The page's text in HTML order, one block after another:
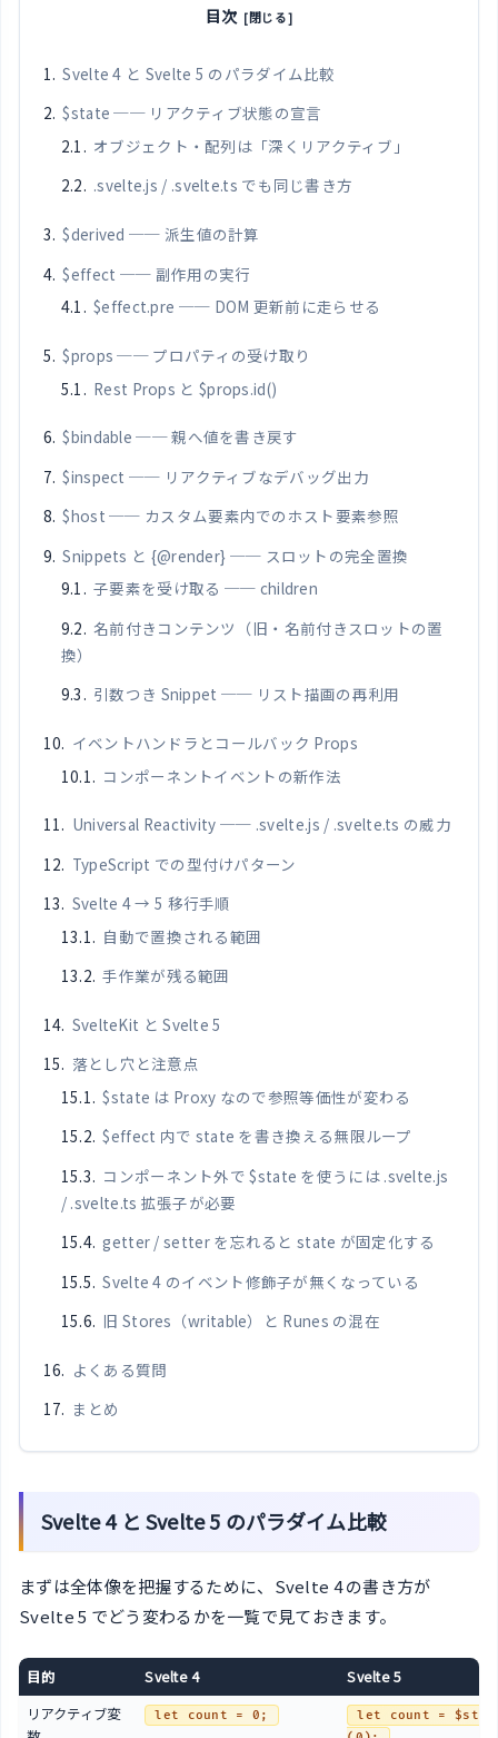
目次
Svelte 4 と Svelte 5 のパラダイム比較
$state ── リアクティブ状態の宣言
オブジェクト・配列は「深くリアクティブ」
.svelte.js / .svelte.ts でも同じ書き方
$derived ── 派生値の計算
$effect ── 副作用の実行
$effect.pre ── DOM 更新前に走らせる
$props ── プロパティの受け取り
Rest Props と $props.id()
$bindable ── 親へ値を書き戻す
$inspect ── リアクティブなデバッグ出力
$host ── カスタム要素内でのホスト要素参照
Snippets と {@render} ── スロットの完全置換
子要素を受け取る ── children
名前付きコンテンツ（旧・名前付きスロットの置
換）
引数つき Snippet ── リスト描画の再利用
イベントハンドラとコールバック Props
コンポーネントイベントの新作法
Universal Reactivity ── .svelte.js / .svelte.ts の威力
TypeScript での型付けパターン
Svelte 4 → 5 移行手順
自動で置換される範囲
手作業が残る範囲
SvelteKit と Svelte 5
落とし穴と注意点
$state は Proxy なので参照等価性が変わる
$effect 内で state を書き換える無限ループ
コンポーネント外で $state を使うには .svelte.js
/ .svelte.ts 拡張子が必要
getter / setter を忘れると state が固定化する
Svelte 4 のイベント修飾子が無くなっている
旧 Stores（writable）と Runes の混在
よくある質問
まとめ
Svelte 4 と Svelte 5 のパラダイム比較
まずは全体像を把握するために、Svelte 4 の書き方が
Svelte 5 でどう変わるかを一覧で見ておきます。
目的 Svelte 4
Svelte 5
リアクティブ変
let count = 0;
let count =